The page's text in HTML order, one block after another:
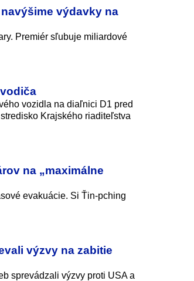
výdavky na
Premiér sľubuje miliardové
vozidla na diaľnici D1 pred
Krajského riaditeľstva
na „maximálne
evakuácie. Si Ťin-pching
výzvy na zabitie
sprevádzali výzvy proti USA a